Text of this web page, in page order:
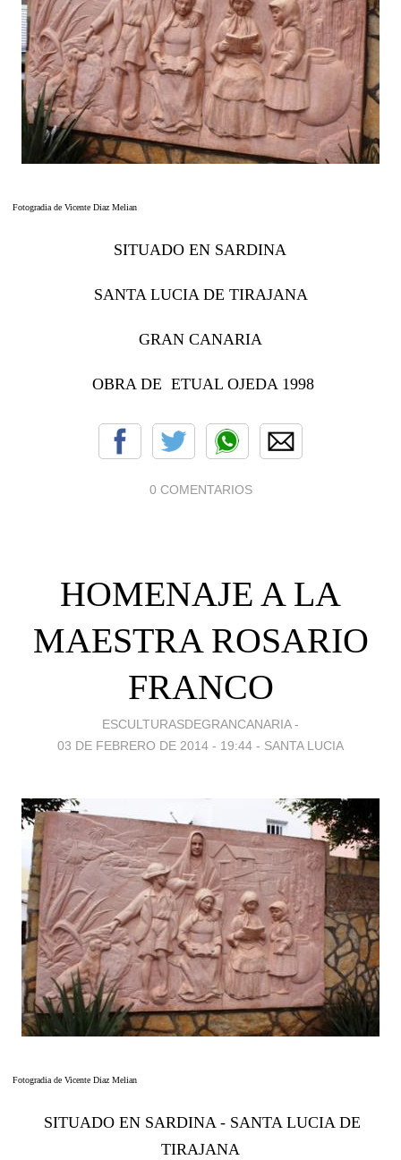
Fotogradia de Vicente Diaz Melian
SITUADO EN SARDINA
SANTA LUCIA DE TIRAJANA
GRAN CANARIA
OBRA DE ETUAL OJEDA 1998
0 COMENTARIOS
HOMENAJE A LA
MAESTRA ROSARIO
FRANCO
ESCULTURASDEGRANCANARIA -
03 DE FEBRERO DE 2014 - 19:44 - SANTA LUCIA
Fotogradia de Vicente Diaz Melian
SITUADO EN SARDINA - SANTA LUCIA DE
TIRAJANA